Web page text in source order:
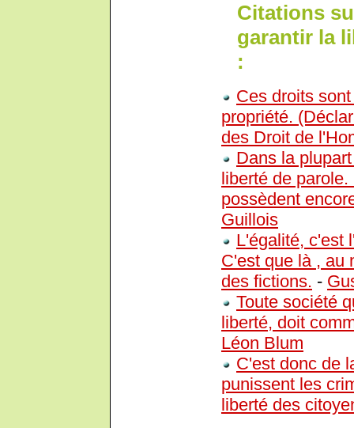
Citations
garantir la
:
Ces droits
propriété.
des Droit de
Dans la
liberté de
possèdent
Guillois
L'égalité, c'est
C'est que là , au
des fictions. -
Toute société
liberté, doit
Léon Blum
C'est donc de
punissent les
liberté des